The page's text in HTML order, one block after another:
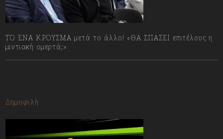
ΤΟ ΕΝΑ ΚΡΟΥΣΜΑ μετά το άλλο! «ΘΑ ΣΠΑΣΕΙ επιτέλους η
μιντιακή ομερτά;»
Δημοφιλή